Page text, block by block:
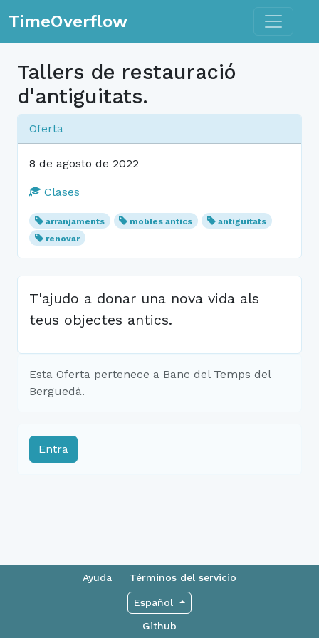
TimeOverflow Toggle
Tallers de restauració
d'antiguitats.
Oferta
8 de agosto de 2022
Clases
arranjaments mobles antics
antiguitats
renovar
T'ajudo a donar una nova vida als
teus objectes antics.
Esta Oferta pertenece a Banc del Temps del
Berguedà.
Entra
Ayuda Términos del servicio
Español
Github